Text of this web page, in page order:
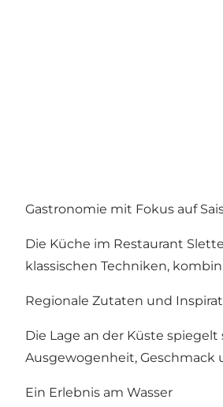
Gastronomie mit Fokus auf
Die Küche im Restaurant
klassischen Techniken,
Regionale Zutaten und
Die Lage an der Küste
Ausgewogenheit, Geschmack
Ein Erlebnis am Wasser